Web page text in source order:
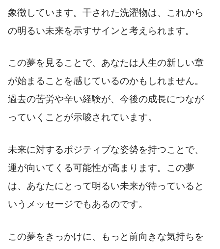
象徴しています。干された洗濯物は、これから
の明るい未来を示すサインと考えられます。
この夢を見ることで、あなたは人生の新しい章
が始まることを感じているのかもしれません。
過去の苦労や辛い経験が、今後の成長につなが
っていくことが示唆されています。
未来に対するポジティブな姿勢を持つことで、
運が向いてくる可能性が高まります。この夢
は、あなたにとって明るい未来が待っていると
いうメッセージでもあるのです。
この夢をきっかけに、もっと前向きな気持ちを